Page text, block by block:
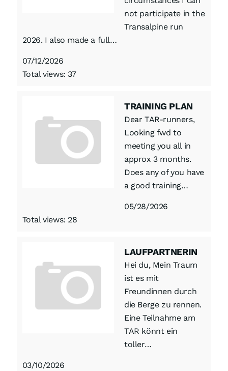
not participate in the
Transalpine run
2026. I also made a full…
07/12/2026
Total views: 37
TRAINING PLAN
Dear TAR-runners,
Looking fwd to
meeting you all in
approx 3 months.
Does any of you have
a good training…
05/28/2026
Total views: 28
LAUFPARTNERIN
Hei du, Mein Traum
ist es mit
Freundinnen durch
die Berge zu rennen.
Eine Teilnahme am
TAR könnt ein
toller…
03/10/2026